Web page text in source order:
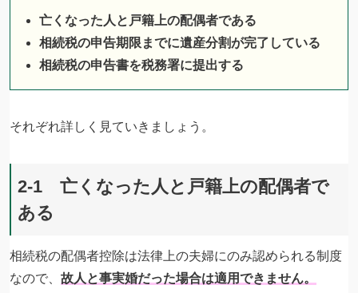
亡くなった人と戸籍上の配偶者である
相続税の申告期限までに遺産分割が完了している
相続税の申告書を税務署に提出する
それぞれ詳しく見ていきましょう。
2-1 亡くなった人と戸籍上の配偶者で
ある
相続税の配偶者控除は法律上の夫婦にのみ認められる制度
なので、 故人と事実婚だった場合は適用できません。